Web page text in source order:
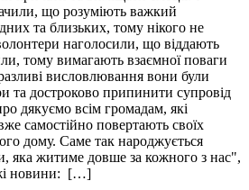
що розуміють важкий
та близьких, тому нікого не
наголосили, що віддають
тому вимагають взаємної поваги
висловлювання вони були
та достроково припинити супровід
дякуємо всім громадам, які
самостійно повертають своїх
дому. Саме так народжується
яка житиме довше за кожного з нас",
новини: […]